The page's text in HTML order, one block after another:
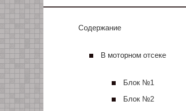
Содержание
В моторном отсеке
Блок №1
Блок №2